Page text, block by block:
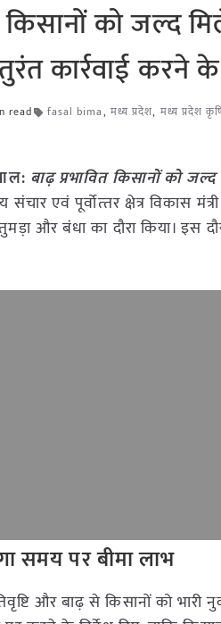
किसानों को जल्द
कार्रवाई करने के
read fasal bima, मध्य प्रदेश, मध्य प्रदेश
बाढ़ प्रभावित किसानों को
संचार एवं पूर्वोत्‍तर क्षेत्र विकास
और बंधा का दौरा किया। इस
समय पर बीमा लाभ
और बाढ़ से किसानों को भारी